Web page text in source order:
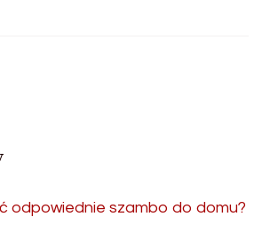
odpowiednie szambo do domu?